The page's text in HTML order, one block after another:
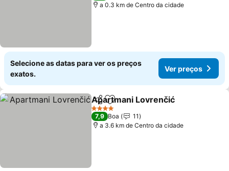
a 0.3 km de Centro da cidade
Selecione as datas para ver os preços
exatos.
Ver preços
PartilharAdicionar aos favoritos
Apartmani Lovrenčić
4 Estrelas
7,9 Boa
11
a 3.6 km de Centro da cidade